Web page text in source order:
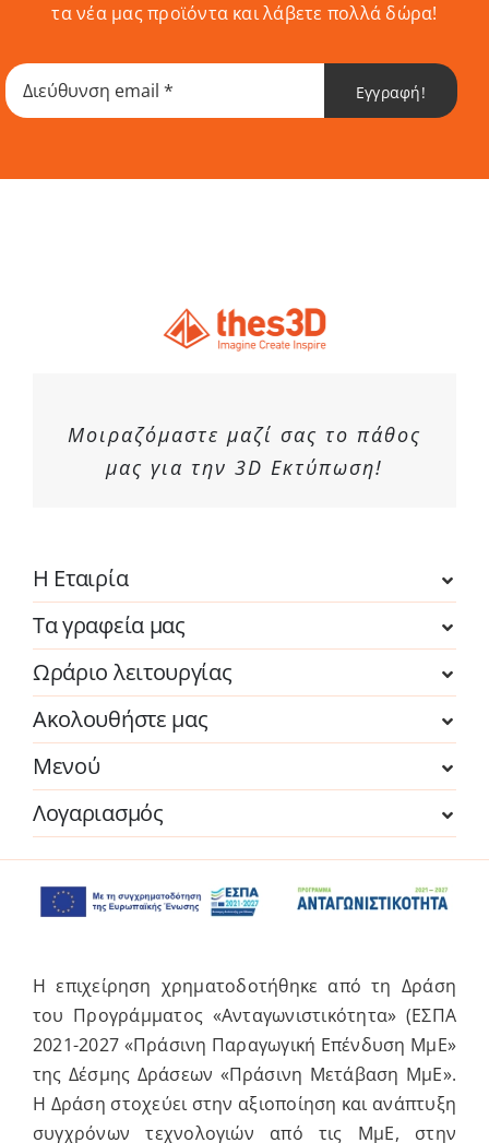
τα νέα μας προϊόντα και λάβετε πολλά δώρα!
Εγγραφή!
Μοιραζόμαστε μαζί σας το πάθος
μας για την 3D Εκτύπωση!
Η Εταιρία
Τα γραφεία μας
Ωράριο λειτουργίας
Ακολουθήστε μας
Μενού
Λογαριασμός
Η επιχείρηση χρηματοδοτήθηκε από τη Δράση
του Προγράμματος «Ανταγωνιστικότητα» (ΕΣΠΑ
2021-2027 «Πράσινη Παραγωγική Επένδυση ΜμΕ»
της Δέσμης Δράσεων «Πράσινη Μετάβαση ΜμΕ».
Η Δράση στοχεύει στην αξιοποίηση και ανάπτυξη
συγχρόνων τεχνολογιών από τις ΜμΕ, στην